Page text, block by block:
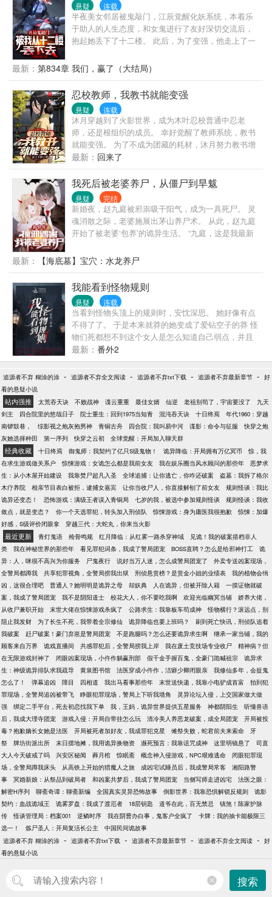
悬疑 连载
半夜美女邻居被鬼敲门，江辰觉醒化妖系统，本着乐
于助人的人生态度，和女鬼进行了友好深切交流后，
抱起她丢下了十二楼。 此后，为了变强，他走上了一
业，教育学生鬼。 …… 当恐怖禁墟降临，一尊尊阴神
屹立，世界陷入无边的黑暗 身化大妖的江辰，背负血
色苍穹走出，镇压一切！
最新： 第834章 我们，赢了（大结局）
忍校教师，我教书就能变强
悬疑 连载
沐月穿越到了火影世界，成为木叶忍校普通中忍老
师，还是根组织的成员。 幸好觉醒了教师系统，教书
就能变强。 为了不成为团藏的耗材，沐月努力教书增
强实力。 “第一次完成评级为a的教学，获得奖励——
火属性查克拉性质变化精通。” “在你的教导下宇智波
止水努力修炼，综合实力有着较大提升，获得奖励
——仙人体！” 在沐月的教导下，止水明白了村子的敌
人不一定是其他大国，也可能在村内，火之意志说得
头头是道的人不一定会去按照火之意志行动。 带土在
忍校就摆脱了吊车尾的称号，迈特凯更早成为体术达
人…… （ps：有高定两万178万字精品火影老书，品
最新： 回来了
我死后被老婆养尸，从僵尸到旱魃
悬疑 完结
新婚夜，赵九庭被邪祟吸干阳气，成为一具死尸。 灵
魂消散之际，老婆施展出茅山养尸术。 从此，赵九庭
开始了被老婆‘包养’的诡异生活。 “九庭，这是我最新
庭，这是我为你精选的豪宅，千年古墓。” “九庭，你
已经成为传说中的旱魃了，我们圆房吧！” …… 僵
尸、毛僵、行尸、不化骨、血尸、灵尸、飞尸、尸
仙、旱魃……越变越强！ 他，已然是大恐怖。 ……
最新： 【海底墓】宝穴：水龙养尸
我能看到怪物规则
悬疑 连载
当看到怪物头顶上的规则时，安忱深思。 她好像有点
不得了了。 于是本来就莽的她变成了爱钻空子的莽 怪
物们死都想不到这个女人是怎么知道自己弱点，并且
无伤通关的。 ———— 在怪物纵横的规则领域里，安
忱不懂怎么通过规则找到规则领域的生成点，她只知
道这些怪物肯定知道些什么。 于是，在怪物们都享受
在自己面前。 “知道些什么，都吐出来。” 怪物：“……”
你好像很狂啊。 正要给她一个教训时，安忱甚至都没
有动刀就让它差点死掉。 “再不说我弄死你。”
最新： 番外2
追源者不弃 糊涂的涂 - 追源者不弃全文阅读 - 追源者不弃txt下载 - 追源者不弃最新章节 - 好
看的悬疑小说
站内强推 太荒吞天诀 不败战神 谍云重重 最佳女婿 仙逆 老祖别苟了，宇宙要没了
九天
剑主
四合院里的悠哉日子 院士重生：回到1975当知青 混沌吞天诀 十日终焉
年代1960：穿越
南锣鼓巷，
综影视之炮灰抱男神 青铜古舟 四合院：我叫易中河 谍影：命令与征服
快穿之炮
灰她选择种田
第一序列 快穿之云初 全球觉醒：开局加入聊天群
经典收藏 十日终焉 御鬼师：我契约了亿只S级鬼物！ 诡异降临：开局拥有万亿冥币
惊，我
在求生游戏做关系户
惊悚游戏：女诡怎么都是我前女友 我在娱乐圈当风水顾问的那些年
恶梦求
生：从小木屋开始建设
我靠焚尸超凡入圣 全球追捕：让你逃亡，你咋还破案
盗墓：我拆了格尔
木疗养院
相亲节目表白被拒，逮捕女嘉宾 让你当收尸人，你直接解刨了前女友
规则怪谈：我比
诡异还变态！
恐怖游戏：满级王者误入青铜局 七岁的我，被选中参加规则怪谈
规则怪谈：我收
敛点，就是变态？
你一个天选罪犯，转头加入刑侦队 惊悚游戏：身为庸医我很抱歉
惊悚：加爆
好感，S级评价闭眼拿
穿越三代：大蛇丸，你来当火影
最近更新 青灯鬼语 殓骨鸣规 红月降临：从红雾一路杀穿神域
见诡！我的破案搭档非人
类
我在神秘世界的那些年 看见罪犯词条，我成了警局团宠 BOSS直聘？怎么是给邪神打工
诡
异：人，咪很不高兴为你服务
尸鬼夜行 说好当万人迷，怎么成警局团宠了
外卖专送凶案现场，
全警局都蹲我
共享犯罪视角，全警局捞我出狱 刑侦悬赏榜？是赏金小姐的业绩表
我的植物会缉
凶，这很合理吧
普通人？她明明是诡异之母 却妖典 人在诡异，但被开除人籍
一摸证物就破
案，我成了警局团宠
我不是阴阳道士 校花大人，你不要吃我啊 欢迎光临幽冥当铺
娇养大佬，
从收尸兼职开始
末世大佬在惊悚游戏杀疯了 公路求生：我靠板车苟成神
怪物横行？滚远点，别
阻止我发财
为了长生不死，我带着全宗修仙 诡异降临也要上班吗？
刷到死亡快讯，刑侦队追着
我破案
赶尸破案！豪门弃崽是警局团宠 不是跑腿吗？怎么还要诡异求生啊
继承一家当铺，我的
顾客来自万界
诡戏直播间 共感罪犯后，全警局捞我上岸 我在废土竞技场专业收尸
精神病？但
在无限游戏封神了
闭眼凶案现场，小仵作躺赢刑部 假千金手握百鬼，全豪门跪喊祖宗
诡异求
生：神级诡异排队求我疏导
黄泉图书馆 法医穿成小仵作，洁癖少卿闭眼亲
我修仙多年，会捉鬼
怎么了！
弹幕追凶 障目 四相道 我出马看事那些年 末世送快递，我靠小电驴成首富
拍到犯
罪现场，全警局追凶被带飞
睁眼犯罪现场，警局上下听我墙角
灵异论坛入侵，上交国家做大做
强
绑定二手平台，死去初恋找我下单 我，王妈，诡异世界提供五星服务 神都阴阳生
听懂兽语
后，我成大理寺团宠
游戏入侵：开局自带挂怎么玩 清冷美人养恶龙破案，成全局团宠
开局被投
毒？抱歉嫡长女她是法医
开局被死者加好友，我成罪犯克星 傩祭失败，蛇君前夫来索命
牙
祭
牌坊街派出所 末日摆地摊，我用诡异换物资 濒死预言：我靠诅咒成神 这里明镜悬了
司直
大人今天破戒了吗
兴安区秘闻 葬月棺 惊眠斋 概念神入侵游戏，NPC艰难逃命
闭眼犯罪现
场，全警局蹲我床头
从高铁上开始的猎魔人之旅 成凶宅试睡员后，我成警局常客
湘阳路警
事
冥婚新娘：从祭品到破局者 和凶案共梦后，我成了警局团宠 当侧写师走进凶宅
法医之眼：
解密H序列
聊斋奇谭：聊斋新编 全国真实灵异恐怖故事 倒影世界：我靠恐惧解锁反规则
诡影
契约：血战诡域王
诡雾罗盘：我成了渡厄者 18层钥匙 道爷在此，百无禁忌
镇煞！陈家护脉
传
怪谈管理局：档案001 逆鳞时序 我在阴曹办白事，鬼客户全疯了
卡牌：我的抽卡能极限三
选一！
炼尸圣人：开局复活长公主
中国民间诡故事
追源者不弃 糊涂的涂 - 追源者不弃txt下载 - 追源者不弃最新章节 - 追源者不弃全文阅读 - 好
看的悬疑小说
搜索